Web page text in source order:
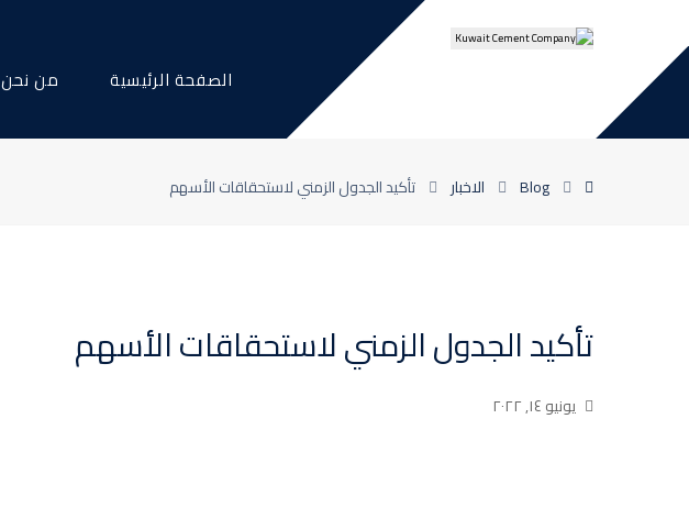
الصفحة الرئيسية من نحن
Blog الاخبار تأكيد الجدول الزمني لاستحقاقات الأسهم
تأكيد الجدول الزمني لاستحقاقات الأسهم
يونيو ١٤, ٢٠٢٢